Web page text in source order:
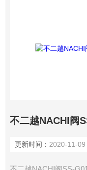
更新时间： 2020-11-09